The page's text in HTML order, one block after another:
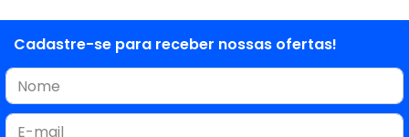
Cadastre-se para receber nossas ofertas!